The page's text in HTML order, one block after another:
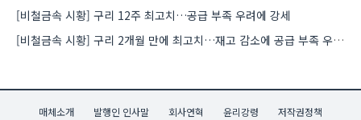
[비철금속 시황] 구리 12주 최고치…공급 부족 우려에 강세
[비철금속 시황] 구리 2개월 만에 최고치…재고 감소에 공급 부족 우려 확대
매체소개 발행인 인사말 회사연혁 윤리강령
저작권정책